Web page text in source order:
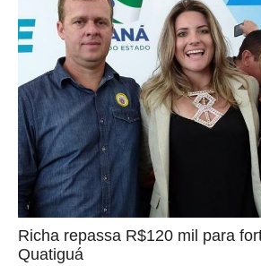
Richa repassa R$120 mil para
Quatiguá